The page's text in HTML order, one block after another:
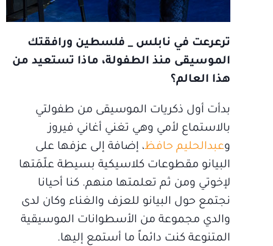
ترعرعت في نابلس _ فلسطين ورافقتك
الموسيقى منذ الطفولة، ماذا تستعيد من
هذا العالم؟
بدأت أول ذكريات الموسيقى من طفولتي
بالاستماع لأمي وهي تغني أغاني فيروز
وعبدالحليم حافظ، إضافة إلى عزفها على
البيانو مقطوعات كلاسيكية بسيطة علّمَتها
لإخوتي ومن ثم تعلمتها منهم. كنا أحيانا
نجتمع حول البيانو للعزف والغناء وكان لدى
والدي مجموعة من الأسطوانات الموسيقية
المتنوعة كنت دائماً ما أستمع إليها.